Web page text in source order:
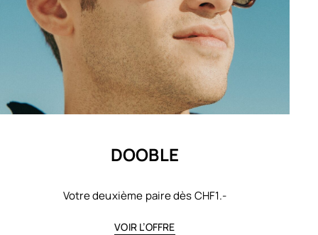
DOOBLE
Votre deuxième paire dès CHF1.-
VOIR L’OFFRE